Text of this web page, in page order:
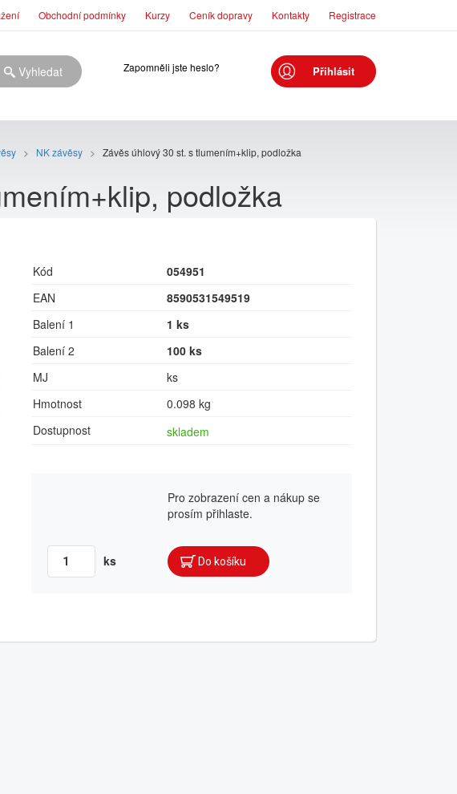
Přihlásit
Obchodní podmínky Kurzy Ceník dopravy Kontakty Registrace
Zapomněli jste heslo?
> NK závěsy > Závěs úhlový 30 st. s tlumením+klip, podložka
podložka
Kód
054951
EAN
8590531549519
Balení 1
1 ks
Balení 2
100 ks
MJ
ks
Hmotnost
0.098 kg
Dostupnost
skladem
Pro zobrazení cen a nákup se
prosím přihlaste.
ks